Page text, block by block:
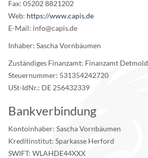
Fax: 05202 8821202
Web: https://www.capis.de
E-Mail: info@capis.de
Inhaber: Sascha Vornbäumen
Zuständiges Finanzamt: Finanzamt Detmold
Steuernummer: 531354242720
USt-IdNr.: DE 256432339
Bankverbindung
Kontoinhaber: Sascha Vornbäumen
Kreditinstitut: Sparkasse Herford
SWIFT: WLAHDE44XXX